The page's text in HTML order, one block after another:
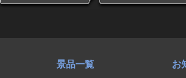
景品一覧 お